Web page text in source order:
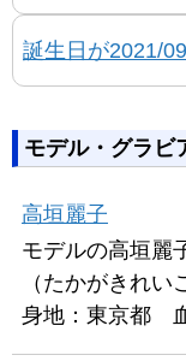
誕生日が2021/
モデル・グラビ
高垣麗子
モデルの高垣麗
（たかがきれ
身地：東京都